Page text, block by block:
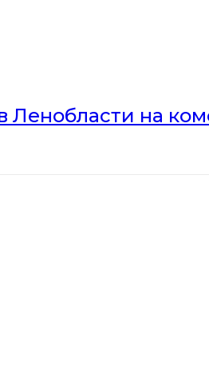
Ленобласти на